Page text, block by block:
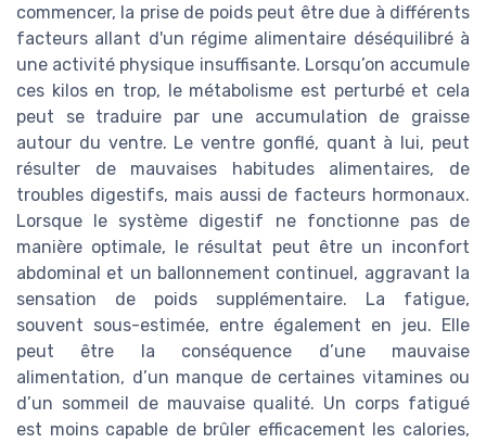
commencer, la prise de poids peut être due à différents
facteurs allant d'un régime alimentaire déséquilibré à
une activité physique insuffisante. Lorsqu’on accumule
ces kilos en trop, le métabolisme est perturbé et cela
peut se traduire par une accumulation de graisse
autour du ventre. Le ventre gonflé, quant à lui, peut
résulter de mauvaises habitudes alimentaires, de
troubles digestifs, mais aussi de facteurs hormonaux.
Lorsque le système digestif ne fonctionne pas de
manière optimale, le résultat peut être un inconfort
abdominal et un ballonnement continuel, aggravant la
sensation de poids supplémentaire. La fatigue,
souvent sous-estimée, entre également en jeu. Elle
peut être la conséquence d’une mauvaise
alimentation, d’un manque de certaines vitamines ou
d’un sommeil de mauvaise qualité. Un corps fatigué
est moins capable de brûler efficacement les calories,